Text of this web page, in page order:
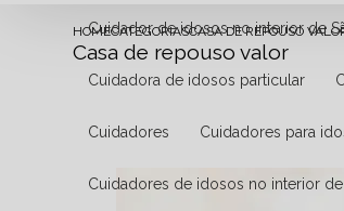
Cuidador de idosos no interior de
Cuidadora de idosos particular
Cuidadores Cuidadores para
Cuidadores de idosos no interior
HOMECATEGORIASCASA DE REPOUSO
Casa de repouso valor